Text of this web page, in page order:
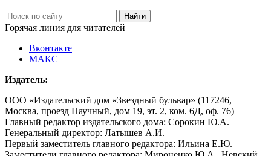
Горячая линия для читателей
Вконтакте
МАКС
Издатель:
ООО «Издательский дом «Звездный бульвар» (117246,
Москва, проезд Научный, дом 19, эт. 2, ком. 6Д, оф. 76)
Главный редактор издательского дома: Сорокин Ю.А.
Генеральный директор: Латышев А.И.
Первый заместитель главного редактора: Ильина Е.Ю.